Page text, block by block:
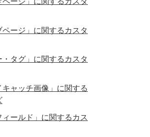
ページ」に関するカスタ
・タグ」に関するカスタ
キャッチ画像」に関する
ィールド」に関するカス